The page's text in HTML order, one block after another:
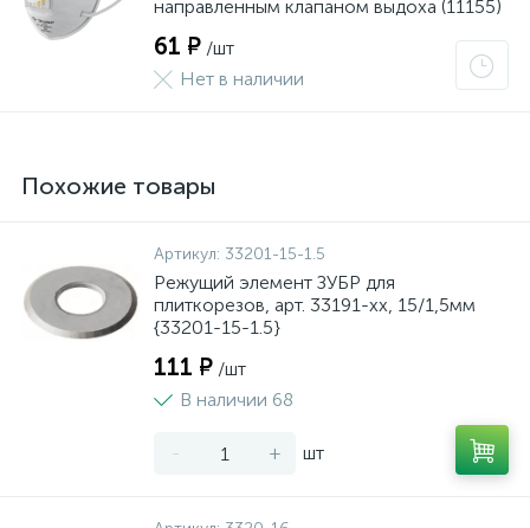
направленным клапаном выдоха (11155)
61 ₽ /шт
Нет в наличии
Похожие товары
Артикул: 33201-15-1.5
Режущий элемент ЗУБР для
плиткорезов, арт. 33191-хх, 15/1,5мм
{33201-15-1.5}
111 ₽ /шт
В наличии 68
- + шт